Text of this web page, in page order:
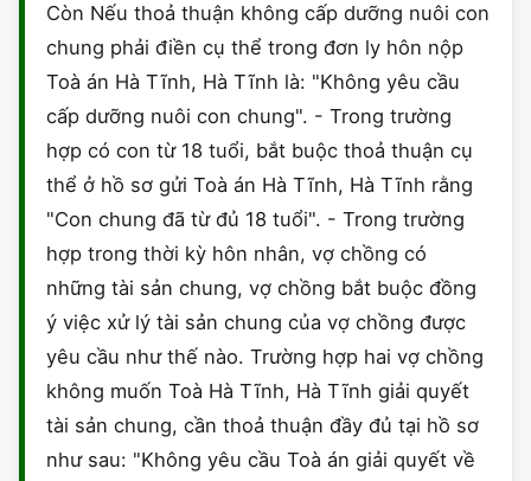
GIẤY PHÉP LAO ĐỘNG
CHỨNG NHẬN HACCP
Còn Nếu thoả thuận không cấp dưỡng nuôi con
chung phải điền cụ thể trong đơn ly hôn nộp
Toà án Hà Tĩnh, Hà Tĩnh là: "Không yêu cầu
cấp dưỡng nuôi con chung". - Trong trường
hợp có con từ 18 tuổi, bắt buộc thoả thuận cụ
thể ở hồ sơ gửi Toà án Hà Tĩnh, Hà Tĩnh rằng
"Con chung đã từ đủ 18 tuổi". - Trong trường
hợp trong thời kỳ hôn nhân, vợ chồng có
những tài sản chung, vợ chồng bắt buộc đồng
ý việc xử lý tài sản chung của vợ chồng được
yêu cầu như thế nào. Trường hợp hai vợ chồng
không muốn Toà Hà Tĩnh, Hà Tĩnh giải quyết
tài sản chung, cần thoả thuận đầy đủ tại hồ sơ
như sau: "Không yêu cầu Toà án giải quyết về